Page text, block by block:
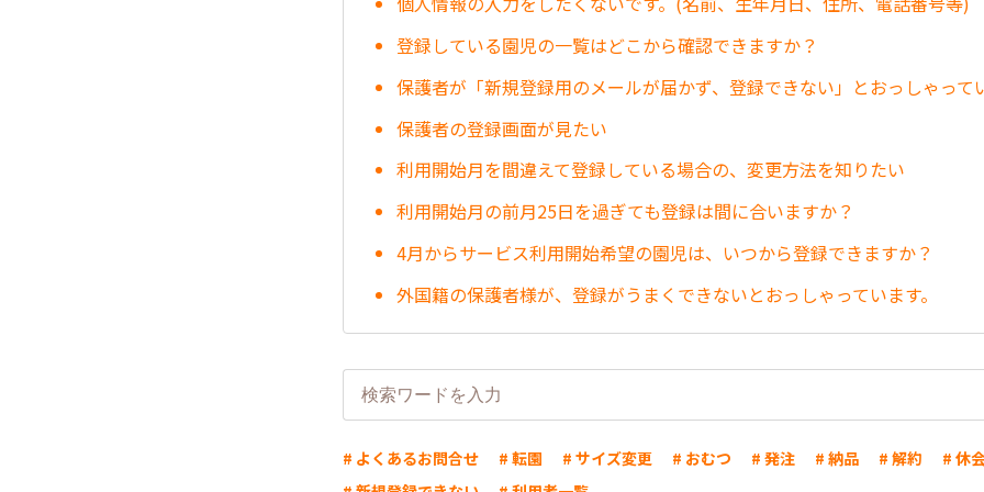
登録している園児の一覧はどこから確認できますか？
保護者が「新規登録用のメールが届かず、登録できない」とおっしゃって
保護者の登録画面が見たい
利用開始月を間違えて登録している場合の、変更方法を知りたい
利用開始月の前月25日を過ぎても登録は間に合いますか？
4月からサービス利用開始希望の園児は、いつから登録できますか？
外国籍の保護者様が、登録がうまくできないとおっしゃっています。
# よくあるお問合せ # 転園 # サイズ変更 # おむつ # 発注 # 納品 # 解約
# 休